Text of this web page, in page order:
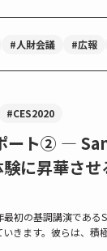
#人財会議 #広報
#CES2020
ート② —
に昇華させ
初の基調講演である
きます。彼らは、積